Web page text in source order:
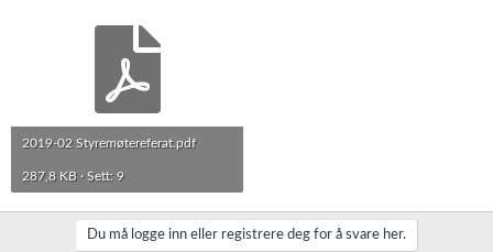
2019-02 Styremøtereferat.pdf
287,8 KB · Sett: 9
Du må logge inn eller registrere deg for å svare her.